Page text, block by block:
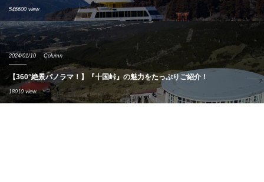
546600 view
2024/01/10 Column
【360°絶景パノラマ！】『十国峠』の魅力をたっぷりご紹介！
18010 view